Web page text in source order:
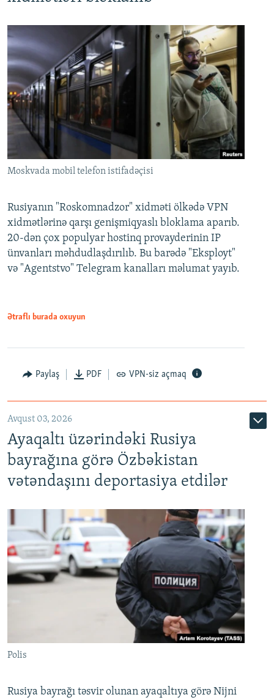
Moskvada mobil telefon istifadəçisi
Rusiyanın "Roskomnadzor" xidməti ölkədə VPN
xidmətlərinə qarşı genişmiqyaslı bloklama aparıb.
20-dən çox populyar hostinq provayderinin IP
ünvanları məhdudlaşdırılıb. Bu barədə "Eksployt"
və "Agentstvo" Telegram kanalları məlumat yayıb.
Ətraflı burada oxuyun
Paylaş PDF VPN-siz açmaq
Avqust 03, 2026
Ayaqaltı üzərindəki Rusiya
bayrağına görə Özbəkistan
vətəndaşını deportasiya etdilər
Polis
Rusiya bayrağı təsvir olunan ayaqaltıya görə Nijni